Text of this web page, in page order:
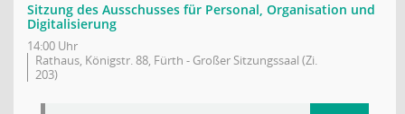
Sitzung des Ausschusses für Personal, Organisation und
Digitalisierung
14:00 Uhr
Rathaus, Königstr. 88, Fürth - Großer Sitzungssaal (Zi.
203)